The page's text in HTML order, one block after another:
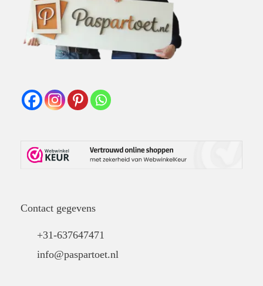
Contact gegevens
+31-637647471
info@paspartoet.nl